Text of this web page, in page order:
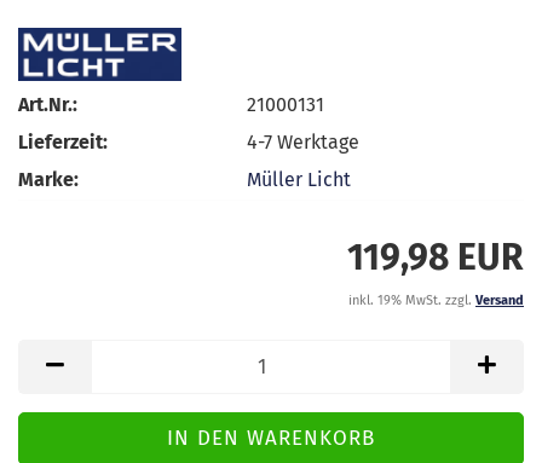
Art.Nr.:
21000131
Lieferzeit:
4-7 Werktage
Marke:
Müller Licht
119,98 EUR
inkl. 19% MwSt. zzgl. Versand